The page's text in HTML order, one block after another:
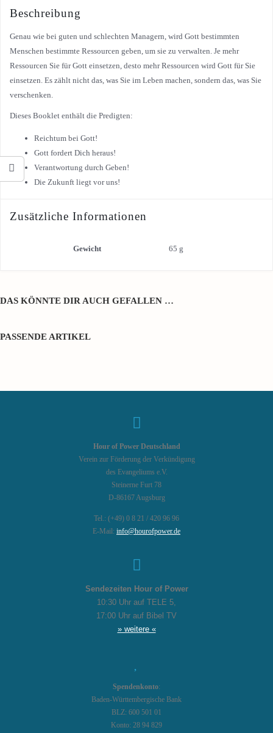
Beschreibung
Genau wie bei guten und schlechten Managern, wird Gott bestimmten
Menschen bestimmte Ressourcen geben, um sie zu verwalten. Je mehr
Ressourcen Sie für Gott einsetzen, desto mehr Ressourcen wird Gott für Sie
einsetzen. Es zählt nicht das, was Sie im Leben machen, sondern das, was Sie
verschenken.
Dieses Booklet enthält die Predigten:
Reichtum bei Gott!
Gott fordert Dich heraus!
Verantwortung durch Geben!
Die Zukunft liegt vor uns!
Zusätzliche Informationen
Gewicht 65 g
DAS KÖNNTE DIR AUCH GEFALLEN …
PASSENDE ARTIKEL
Hour of Power Deutschland
Verein zur Förderung der Verkündigung
des Evangeliums e.V.
Steinerne Furt 78
D-86167 Augsburg
Tel.: (+49) 0 8 21 / 420 96 96
E-Mail: info@hourofpower.de
Sendezeiten Hour of Power
10:30 Uhr auf TELE 5,
17:00 Uhr auf Bibel TV
» weitere «
Spendenkonto:
Baden-Württembergische Bank
BLZ: 600 501 01
Konto: 28 94 829